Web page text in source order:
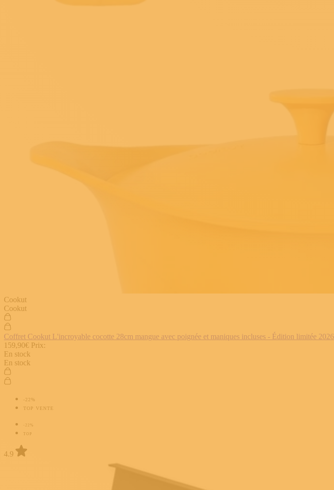
Cookut
Cookut
Coffret Cookut L'incroyable cocotte 28cm mangue avec poignée et maniques incluses - Édition limitée 2026
159,90€ Prix:
En stock
En stock
-22%
TOP VENTE
-22%
TOP
4.9